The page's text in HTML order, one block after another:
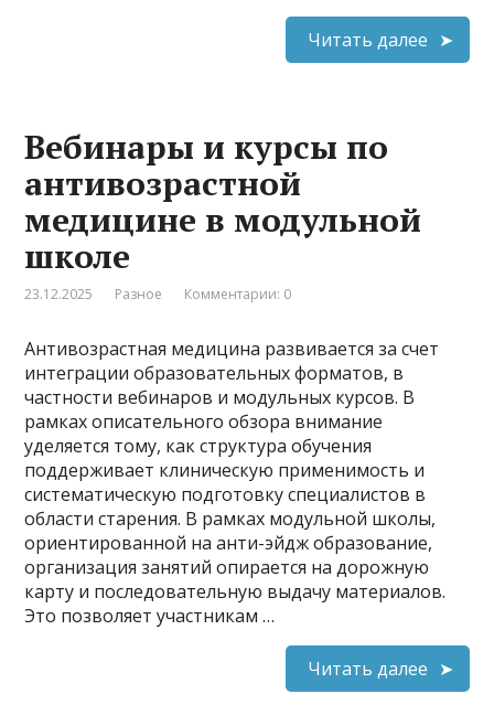
Читать далее
Вебинары и курсы по
антивозрастной
медицине в модульной
школе
23.12.2025 Разное Комментарии: 0
Антивозрастная медицина развивается за счет
интеграции образовательных форматов, в
частности вебинаров и модульных курсов. В
рамках описательного обзора внимание
уделяется тому, как структура обучения
поддерживает клиническую применимость и
систематическую подготовку специалистов в
области старения. В рамках модульной школы,
ориентированной на анти-эйдж образование,
организация занятий опирается на дорожную
карту и последовательную выдачу материалов.
Это позволяет участникам …
Читать далее